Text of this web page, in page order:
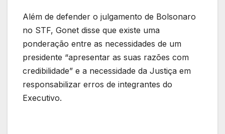
Além de defender o julgamento de Bolsonaro
no STF, Gonet disse que existe uma
ponderação entre as necessidades de um
presidente “apresentar as suas razões com
credibilidade” e a necessidade da Justiça em
responsabilizar erros de integrantes do
Executivo.